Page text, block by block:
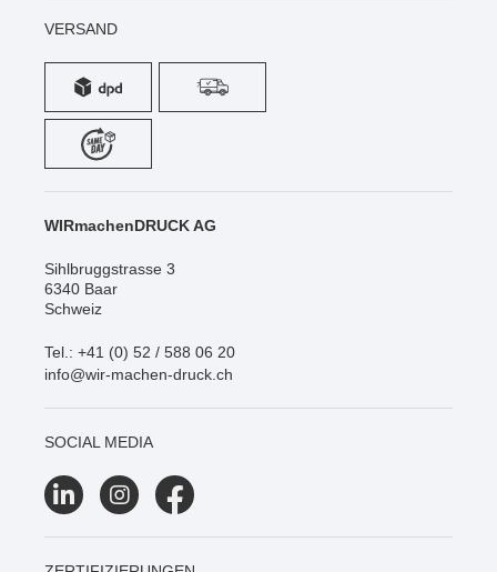
VERSAND
WIRmachenDRUCK AG
Sihlbruggstrasse 3
6340 Baar
Schweiz
Tel.: +41 (0) 52 / 588 06 20
info@wir-machen-druck.ch
SOCIAL MEDIA